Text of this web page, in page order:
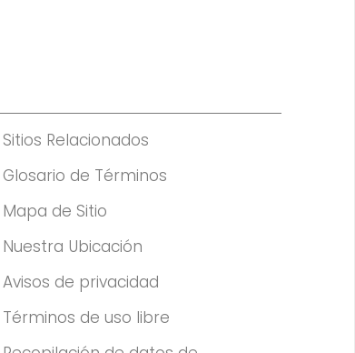
Sitios Relacionados
Glosario de Términos
Mapa de Sitio
Nuestra Ubicación
Avisos de privacidad
Términos de uso libre